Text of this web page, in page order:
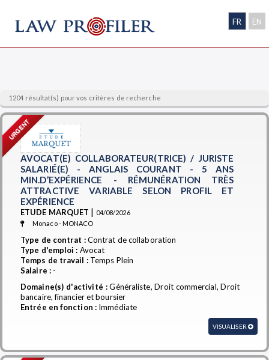
FR EN
1204 résultat(s) pour vos critères de recherche
URGENT
AVOCAT(E) COLLABORATEUR(TRICE) / JURISTE
SALARIÉ(E) - ANGLAIS COURANT - 5 ANS
MIN.D’EXPÉRIENCE - RÉMUNÉRATION TRÈS
ATTRACTIVE VARIABLE SELON PROFIL ET
EXPÉRIENCE
ETUDE MARQUET | 04/08/2026
Monaco - MONACO
Type de contrat :Contrat de collaboration
Type d'emploi : Avocat
Temps de travail :Temps Plein
Salaire :-
Domaine(s) d'activité :Généraliste, Droit commercial, Droit
bancaire, financier et boursier
Entrée en fonction : Immédiate
VISUALISER